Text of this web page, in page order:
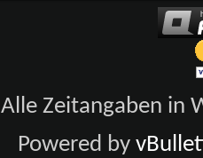
Alle Zeitangaben in
Powered by